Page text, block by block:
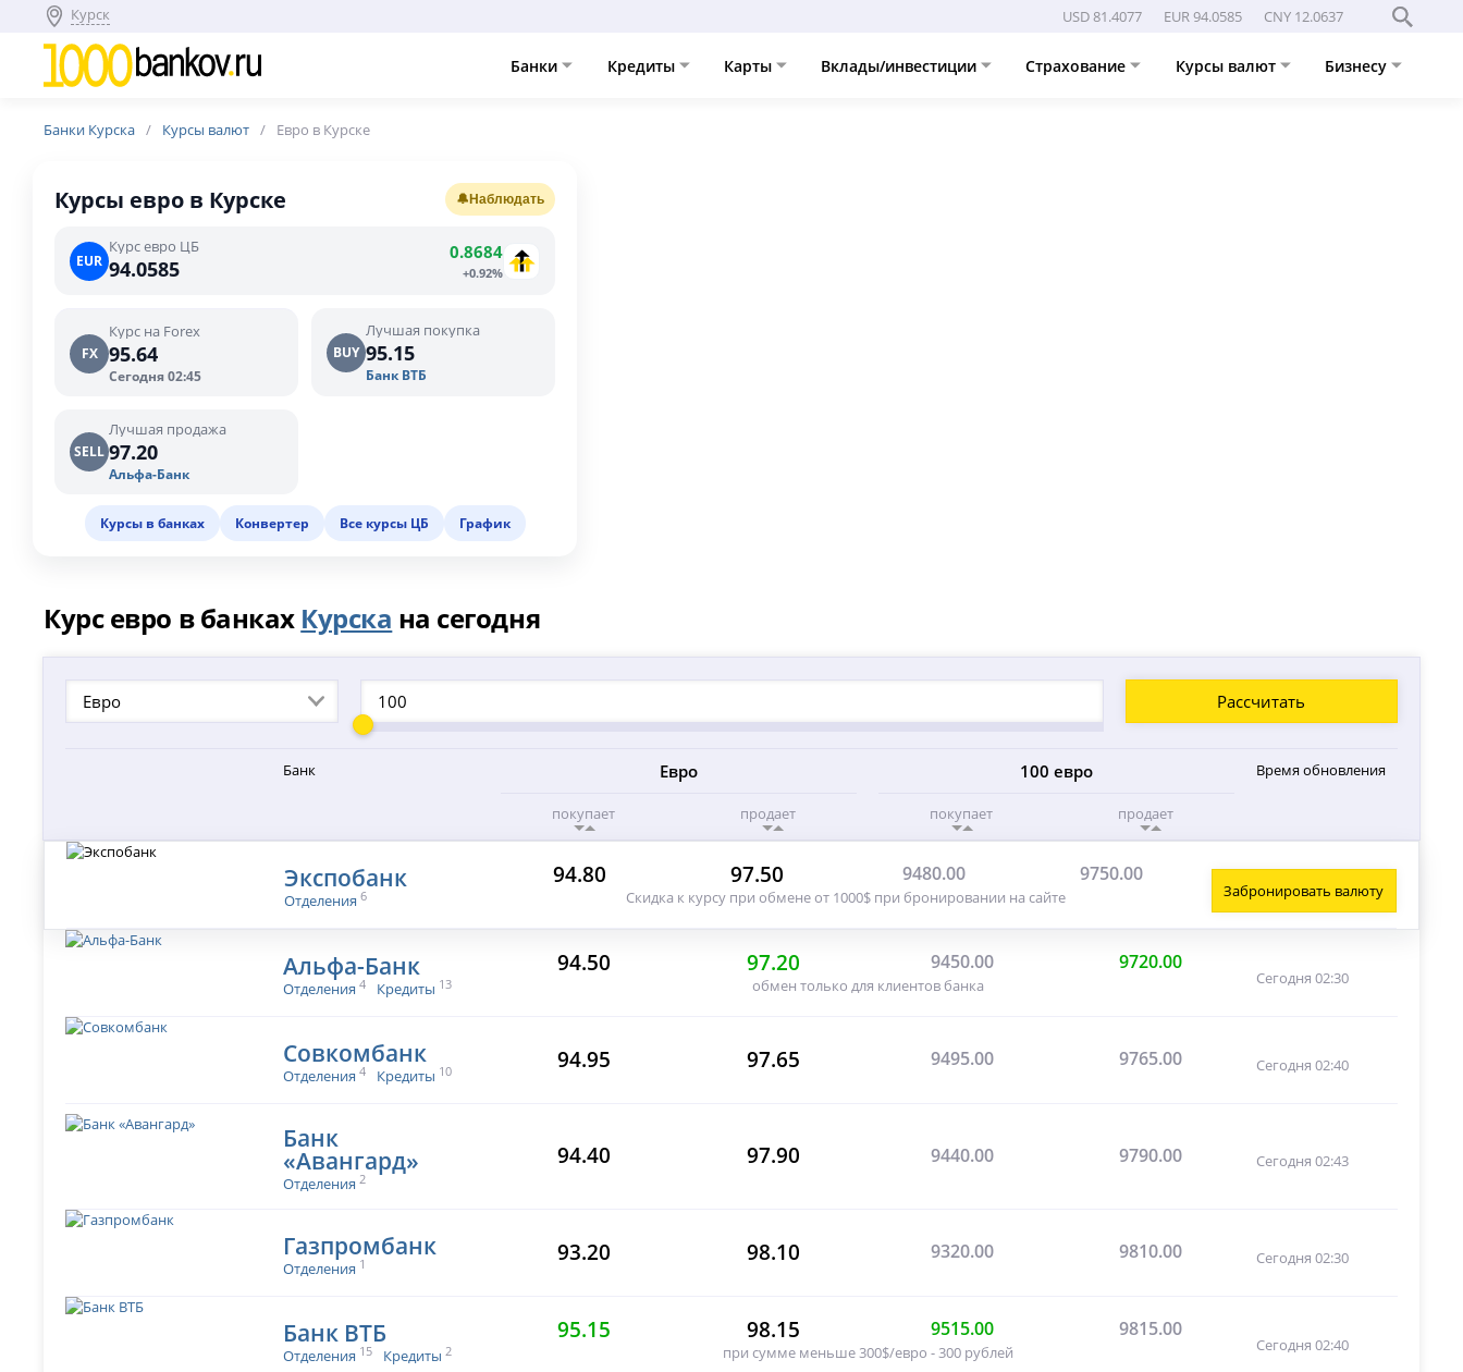
Курск USD 81.4077 EUR 94.0585 CNY 12.0637
Банки Кредиты Карты Вклады/инвестиции Страхование Курсы валют Бизнесу
Банки Курска Курсы валют Евро в Курске
Курсы евро в Курске 🔔 Наблюдать
EUR
Курс евро ЦБ
94.0585
0.8684
+0.92%
FX
Курс на Forex
95.64
Сегодня 02:45
BUY
Лучшая покупка
95.15
Банк ВТБ
SELL
Лучшая продажа
97.20
Альфа-Банк
Курсы в банках Конвертер Все курсы ЦБ График
Курс евро в банках Курска на сегодня
Евро Рассчитать
Банк Евро
покупает продает
100 евро
покупает продает
Время обновления
Экспобанк
Отделения 6
94.80 97.50 9480.00 9750.00
Скидка к курсу при обмене от 1000$ при бронировании на сайте Забронировать валюту
Альфа-Банк
Отделения 4 Кредиты 13
94.50 97.20 9450.00 9720.00
обмен только для клиентов банка Сегодня 02:30
Совкомбанк
Отделения 4 Кредиты 10 94.95 97.65 9495.00 9765.00 Сегодня 02:40
Банк
«Авангард»
Отделения 2
94.40 97.90 9440.00 9790.00 Сегодня 02:43
Газпромбанк
Отделения 1 93.20 98.10 9320.00 9810.00 Сегодня 02:30
Банк ВТБ
Отделения 15 Кредиты 2
95.15 98.15 9515.00 9815.00
при сумме меньше 300$/евро - 300 рублей Сегодня 02:40